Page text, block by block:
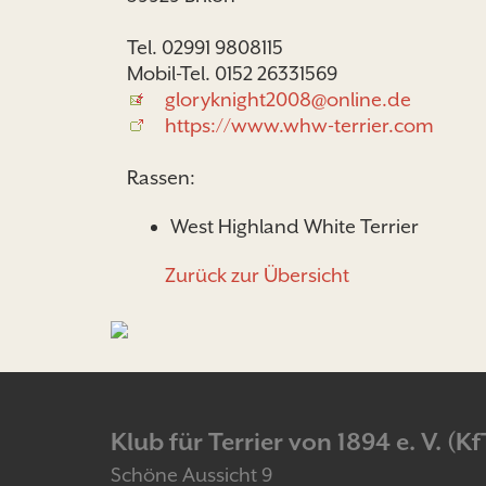
Tel. 02991 9808115
Mobil-Tel. 0152 26331569
gloryknight2008@online.de
https://www.whw-terrier.com
Rassen:
West Highland White Terrier
Zurück zur Übersicht
Klub für Terrier von 1894 e. V.
Schöne Aussicht 9